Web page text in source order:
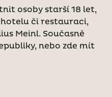
osoby starší 18 let,
či restauraci,
Meinl. Současně
nebo zde mít